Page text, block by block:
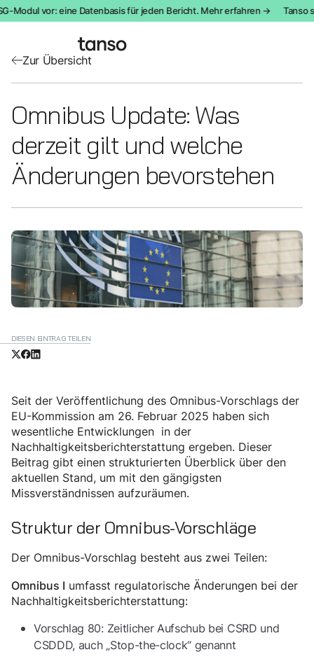
Modul vor: eine Datenbasis für jeden Bericht. Mehr erfahren → Tanso
Zur Übersicht
Omnibus Update: Was
derzeit gilt und welche
Änderungen bevorstehen
DIESEN EINTRAG TEILEN
Seit der Veröffentlichung des Omnibus-Vorschlags der
EU-Kommission am 26. Februar 2025 haben sich
wesentliche Entwicklungen in der
Nachhaltigkeitsberichterstattung ergeben. Dieser
Beitrag gibt einen strukturierten Überblick über den
aktuellen Stand, um mit den gängigsten
Missverständnissen aufzuräumen.
Struktur der Omnibus-Vorschläge
Der Omnibus-Vorschlag besteht aus zwei Teilen:
Omnibus I umfasst regulatorische Änderungen bei der
Nachhaltigkeitsberichterstattung:
Vorschlag 80: Zeitlicher Aufschub bei CSRD und
CSDDD, auch „Stop-the-clock“ genannt